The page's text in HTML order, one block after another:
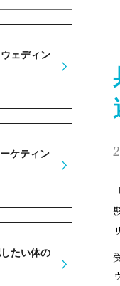
ェディン
ケティン
たい体の